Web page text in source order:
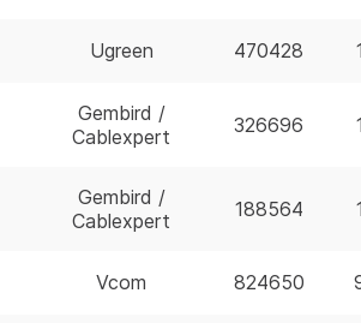
Ugreen 470428
Gembird /
Cablexpert
326696
Gembird /
Cablexpert
188564
Vcom 824650